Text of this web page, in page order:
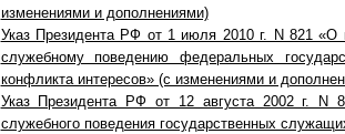
изменениями и дополнениями)
Указ Президента РФ от 1 июля 2010 г. N 821 «О
служебному поведению федеральных
конфликта интересов» (с изменениями и
Указ Президента РФ от 12 августа 2002 г. N
служебного поведения государственных